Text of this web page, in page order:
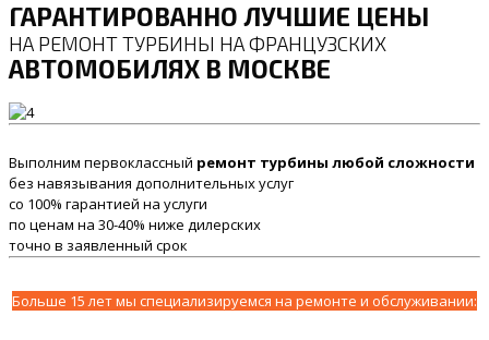
ГАРАНТИРОВАННО ЛУЧШИЕ ЦЕНЫ
НА РЕМОНТ ТУРБИНЫ НА ФРАНЦУЗСКИХ
АВТОМОБИЛЯХ В МОСКВЕ
Выполним первоклассный ремонт турбины любой сложности
без навязывания дополнительных услуг
со 100% гарантией на услуги
по ценам на 30-40% ниже дилерских
точно в заявленный срок
Больше 15 лет мы специализируемся на ремонте и обслуживании: